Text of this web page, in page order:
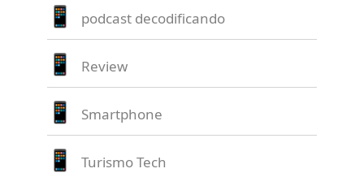
podcast decodificando
Review
Smartphone
Turismo Tech